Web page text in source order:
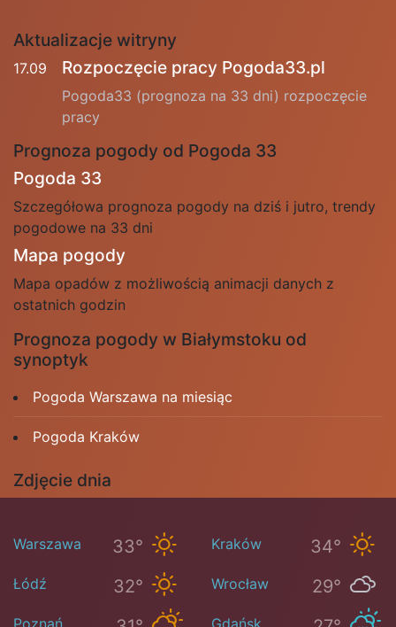
Aktualizacje witryny
17.09 Rozpoczęcie pracy Pogoda33.pl
Pogoda33 (prognoza na 33 dni) rozpoczęcie
pracy
Prognoza pogody od Pogoda 33
Pogoda 33
Szczegółowa prognoza pogody na dziś i jutro, trendy
pogodowe na 33 dni
Mapa pogody
Mapa opadów z możliwością animacji danych z
ostatnich godzin
Prognoza pogody w Białymstoku od
synoptyk
Pogoda Warszawa na miesiąc
Pogoda Kraków
Zdjęcie dnia
Warszawa 33° Kraków 34°
Łódź 32° Wrocław 29°